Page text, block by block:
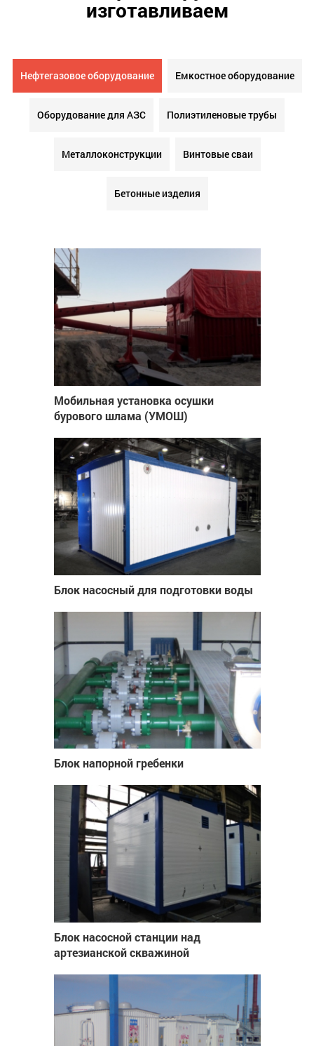
изготавливаем
Нефтегазовое оборудование Емкостное оборудование
Оборудование для АЗС Полиэтиленовые трубы
Металлоконструкции Винтовые сваи
Бетонные изделия
Мобильная установка осушки
бурового шлама (УМОШ)
Блок насосный для подготовки воды
Блок напорной гребенки
Блок насосной станции над
артезианской скважиной